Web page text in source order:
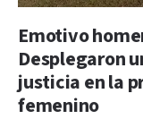
Emotivo
Desplegaron
justicia en la
femenino